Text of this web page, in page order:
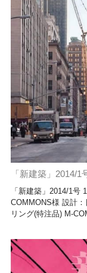
「新建築」2014/1
「新建築」2014/1号
COMMONS様 設計
リング(特注品) M-